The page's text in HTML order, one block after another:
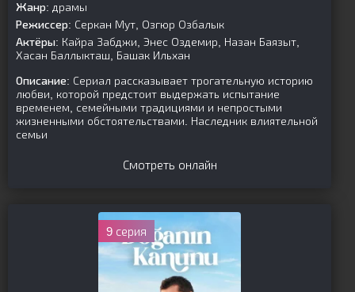
Жанр: драмы
Режиссер: Серкан Мут, Озгюр Озбалык
Актёры: Кайра Забджи, Энес Оздемир, Назан Баязыт,
Хасан Баллыкташ, Башак Ильхан
Описание: Сериал рассказывает трогательную историю
любви, которой предстоит выдержать испытание
временем, семейными традициями и непростыми
жизненными обстоятельствами. Наследник влиятельной
семьи
Смотреть онлайн
9 серия